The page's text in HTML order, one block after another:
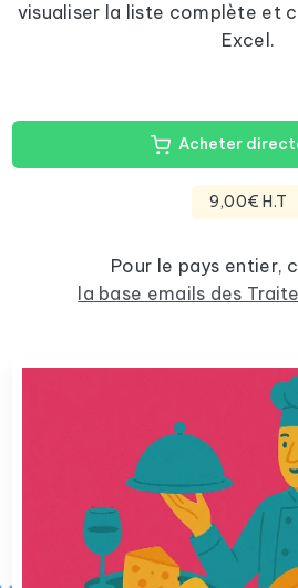
visualiser la liste complète et
Excel.
Acheter
9,00€ H.T
Pour le pays entier,
la base emails des